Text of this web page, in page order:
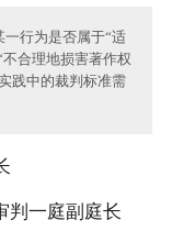
行为是否属于“适
合理地损害著作权
践中的裁判标准需
判一庭副庭长